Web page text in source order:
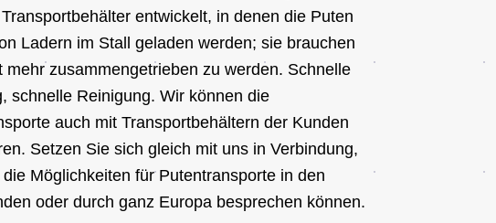
entwickelt, in denen die Puten
Ladern im Stall geladen werden; sie brauchen
mehr zusammengetrieben zu werden. Schnelle
schnelle Reinigung. Wir können die
auch mit Transportbehältern der Kunden
Setzen Sie sich gleich mit uns in Verbindung,
Möglichkeiten für Putentransporte in den
oder durch ganz Europa besprechen können.